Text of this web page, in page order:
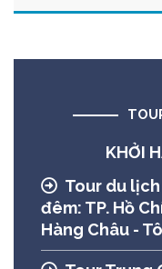
KHỞI
Tour du
đêm: TP. Hồ
Hàng Châu -